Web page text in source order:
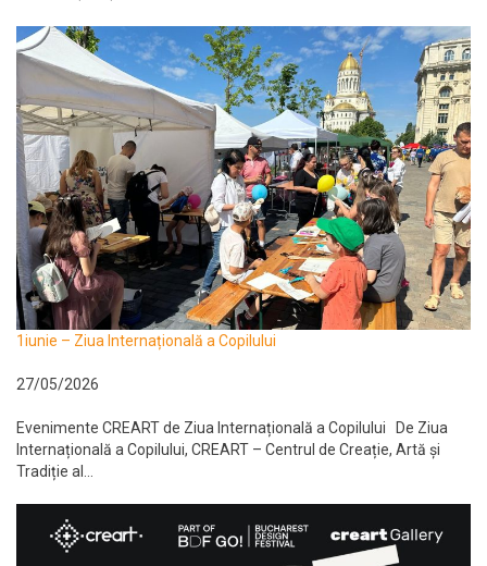
1iunie – Ziua Internațională a Copilului
27/05/2026
Evenimente CREART de Ziua Internațională a Copilului De Ziua
Internațională a Copilului, CREART – Centrul de Creație, Artă și
Tradiție al...